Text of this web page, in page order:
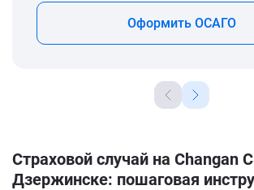
Оформить ОСАГО
Страховой случай на Changan
Дзержинске: пошаговая